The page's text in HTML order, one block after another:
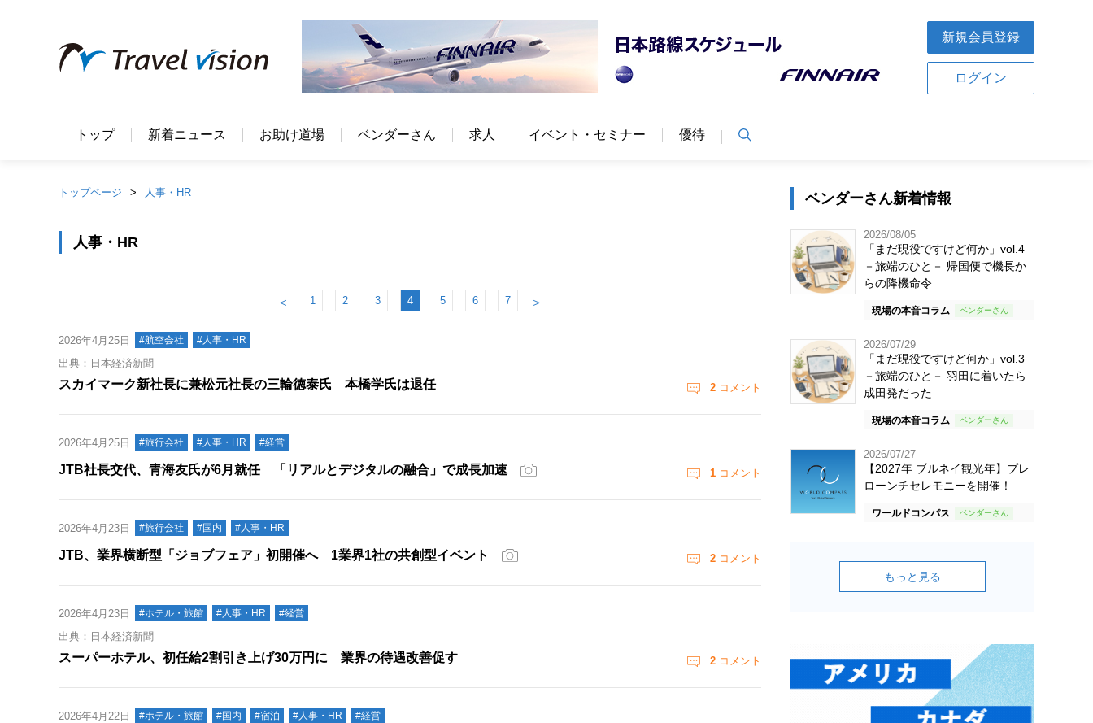
新規会員登録
ログイン
トップ 新着ニュース お助け道場 ベンダーさん 求人 イベント・セミナー 優待
トップページ 人事・HR
人事・HR
＜ 1 2 3 4 5 6 7 ＞
2026年4月25日 #航空会社 #人事・HR
出典：日本経済新聞
スカイマーク新社長に兼松元社長の三輪徳泰氏 本橋学氏は退任 2 コメント
2026年4月25日 #旅行会社 #人事・HR #経営
JTB社長交代、青海友氏が6月就任 「リアルとデジタルの融合」で成長加速 1 コメント
2026年4月23日 #旅行会社 #国内 #人事・HR
JTB、業界横断型「ジョブフェア」初開催へ 1業界1社の共創型イベント 2 コメント
2026年4月23日 #ホテル・旅館 #人事・HR #経営
出典：日本経済新聞
スーパーホテル、初任給2割引き上げ30万円に 業界の待遇改善促す 2 コメント
2026年4月22日 #ホテル・旅館 #国内 #宿泊 #人事・HR #経営
ベンダーさん新着情報
2026/08/05
「まだ現役ですけど何か」vol.4
－旅端のひと－ 帰国便で機長か
らの降機命令
現場の本音コラム
2026/07/29
「まだ現役ですけど何か」vol.3
－旅端のひと－ 羽田に着いたら
成田発だった
現場の本音コラム
2026/07/27
【2027年 ブルネイ観光年】プレ
ローンチセレモニーを開催！
ワールドコンパス
もっと見る